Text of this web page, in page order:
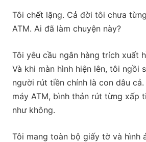
Tôi chết lặng. Cả đời tôi chưa
ATM. Ai đã làm chuyện này?
Tôi yêu cầu ngân hàng trích xuất
Và khi màn hình hiện lên, tôi ngồi
người rút tiền chính là con dâu
máy ATM, bình thản rút từng xấp
như không.
Tôi mang toàn bộ giấy tờ và hình